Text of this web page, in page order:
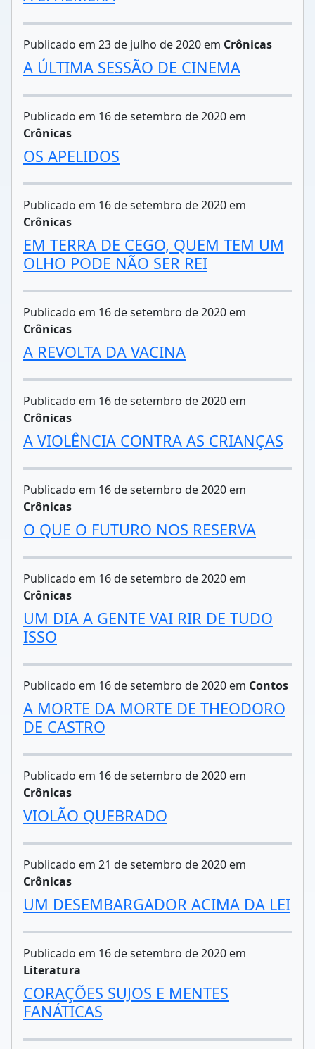
Publicado em 23 de julho de 2020 em Crônicas
A ÚLTIMA SESSÃO DE CINEMA
Publicado em 16 de setembro de 2020 em
Crônicas
OS APELIDOS
Publicado em 16 de setembro de 2020 em
Crônicas
EM TERRA DE CEGO, QUEM TEM UM
OLHO PODE NÃO SER REI
Publicado em 16 de setembro de 2020 em
Crônicas
A REVOLTA DA VACINA
Publicado em 16 de setembro de 2020 em
Crônicas
A VIOLÊNCIA CONTRA AS CRIANÇAS
Publicado em 16 de setembro de 2020 em
Crônicas
O QUE O FUTURO NOS RESERVA
Publicado em 16 de setembro de 2020 em
Crônicas
UM DIA A GENTE VAI RIR DE TUDO
ISSO
Publicado em 16 de setembro de 2020 em Contos
A MORTE DA MORTE DE THEODORO
DE CASTRO
Publicado em 16 de setembro de 2020 em
Crônicas
VIOLÃO QUEBRADO
Publicado em 21 de setembro de 2020 em
Crônicas
UM DESEMBARGADOR ACIMA DA LEI
Publicado em 16 de setembro de 2020 em
Literatura
CORAÇÕES SUJOS E MENTES
FANÁTICAS